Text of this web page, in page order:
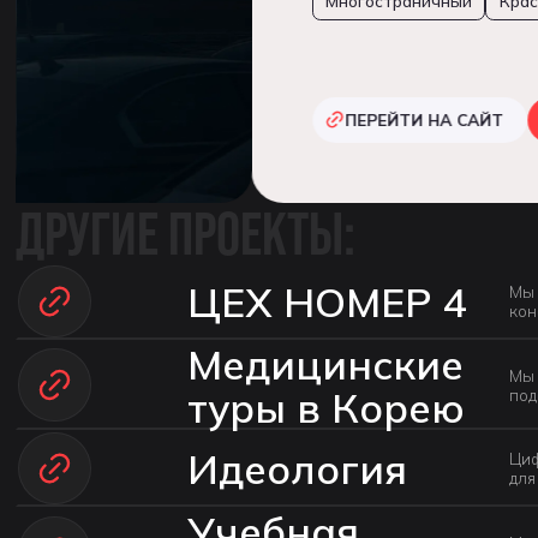
СМОТРЕТЬ КЕЙС
ЦЕХ НОМЕР 4
Мы
Медицинские
туры в Корею
Мы
с
Идеология